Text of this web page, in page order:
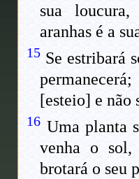
sua
aranhas é a
15 Se estribará
[esteio] e não
16 Uma planta
venha o sol,
brotará o seu